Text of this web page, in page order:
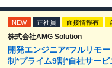
NEW 正社員 面接情報有
株式会社AMG Solution
開発エンジニア*フルリモ
制*プライム9割*自社サービ